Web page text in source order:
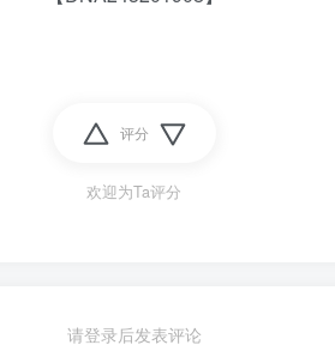
评分
欢迎为Ta评分
请登录后发表评论